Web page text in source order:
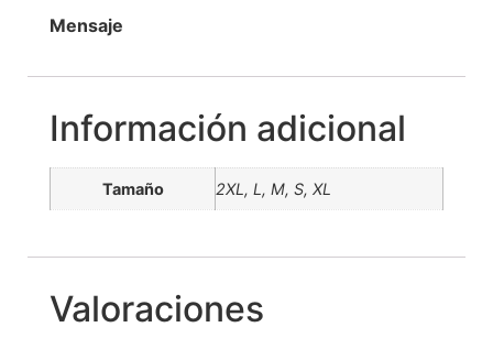
Mensaje
Información adicional
Tamaño 2XL, L, M, S, XL
Valoraciones